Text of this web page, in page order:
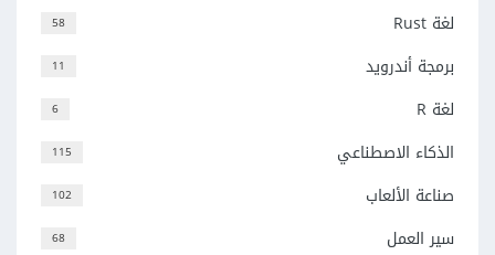
58 لغة Rust
11 برمجة أندرويد
6 لغة R
115 الذكاء الاصطناعي
102 صناعة الألعاب
68 سير العمل